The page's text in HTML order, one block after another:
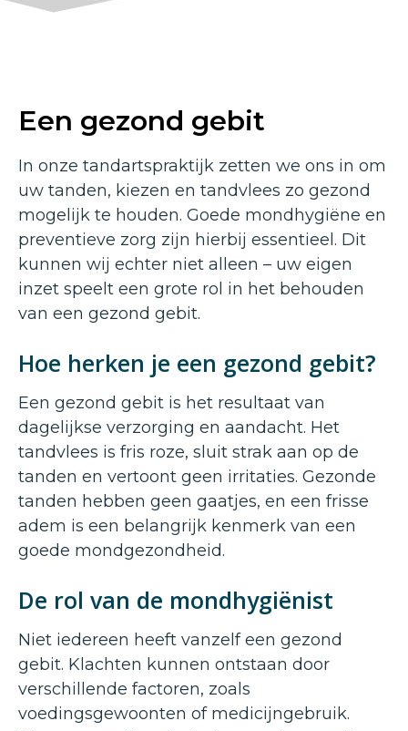
Een gezond gebit
In onze tandartspraktijk zetten we ons in om
uw tanden, kiezen en tandvlees zo gezond
mogelijk te houden. Goede mondhygiëne en
preventieve zorg zijn hierbij essentieel. Dit
kunnen wij echter niet alleen – uw eigen
inzet speelt een grote rol in het behouden
van een gezond gebit.
Hoe herken je een gezond gebit?
Een gezond gebit is het resultaat van
dagelijkse verzorging en aandacht. Het
tandvlees is fris roze, sluit strak aan op de
tanden en vertoont geen irritaties. Gezonde
tanden hebben geen gaatjes, en een frisse
adem is een belangrijk kenmerk van een
goede mondgezondheid.
De rol van de mondhygiënist
Niet iedereen heeft vanzelf een gezond
gebit. Klachten kunnen ontstaan door
verschillende factoren, zoals
voedingsgewoonten of medicijngebruik.